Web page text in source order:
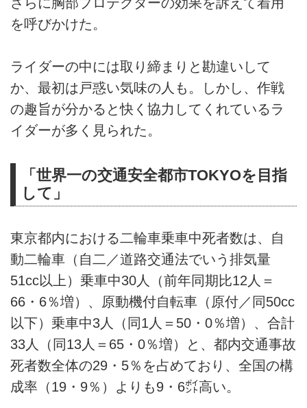
を呼びかけた。
ライダーの中には取り締まりと勘違いして
か、最初は戸惑い気味の人も。しかし、作戦
の趣旨が分かると快く協力してくれているラ
イダーが多く見られた。
「世界一の交通安全都市TOKYOを目指
して」
東京都内における二輪車乗車中死者数は、自
動二輪車（自二／道路交通法でいう排気量
51cc以上）乗車中30人（前年同期比12人＝
66・6％増）、原動機付自転車（原付／同50cc
以下）乗車中3人（同1人＝50・0％増）、合計
33人（同13人＝65・0％増）と、都内交通事故
死者数全体の29・5％を占めており、全国の構
成率（19・9％）よりも9・6㌽高い。